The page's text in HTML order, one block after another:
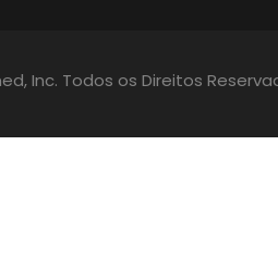
Inc. Todos os Direitos